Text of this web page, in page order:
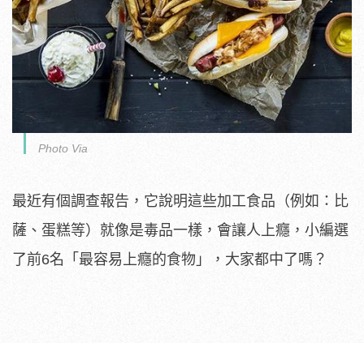
Photo Via
最近有個調查報告，它說明這些加工食品（例如：比
薩、蛋糕等）就像是毒品一樣，會讓人上癮，小編選
了前6名「最容易上癮的食物」，大家都中了嗎？